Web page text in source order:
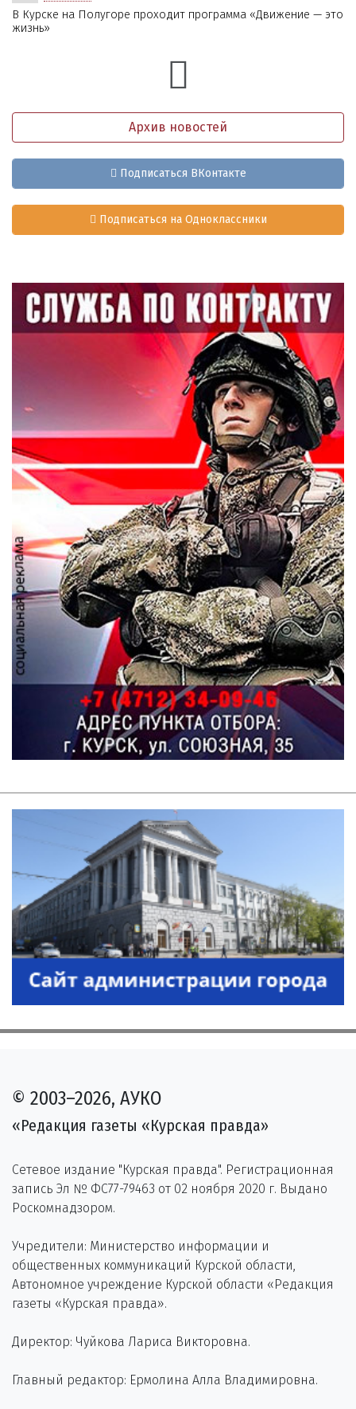
В Курске на Полугоре проходит программа «Движение — это
жизнь»
Архив новостей
Подписаться ВКонтакте
Подписаться на Одноклассники
© 2003–2026, АУКО
«Редакция газеты «Курская правда»
Сетевое издание "Курская правда". Регистрационная
запись Эл № ФС77-79463 от 02 ноября 2020 г. Выдано
Роскомнадзором.
Учредители: Министерство информации и
общественных коммуникаций Курской области,
Автономное учреждение Курской области «Редакция
газеты «Курская правда».
Директор: Чуйкова Лариса Викторовна.
Главный редактор: Ермолина Алла Владимировна.